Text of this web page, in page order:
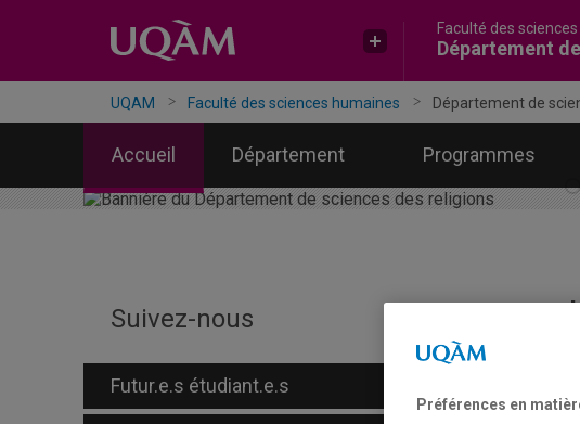
Accéder
la
recherche
Accéder
menu
pricipal
Accéder
la
zone
centrale
Faculté des
Département
UQAM Faculté des sciences humaines Département de
Accueil Département Programmes
Suivez-nous
Futur.e.s étudiant.e.s
Préférences en